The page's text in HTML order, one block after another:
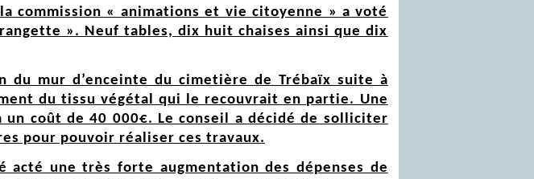
commission « animations et vie citoyenne » a voté
». Neuf tables, dix huit chaises ainsi que dix
mur d’enceinte du cimetière de Trébaïx suite à
du tissu végétal qui le recouvrait en partie. Une
coût de 40 000€. Le conseil a décidé de solliciter
pour pouvoir réaliser ces travaux.
une très forte augmentation des dépenses de